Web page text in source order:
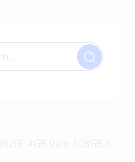
Ram 128GB SSD/1TB HDD